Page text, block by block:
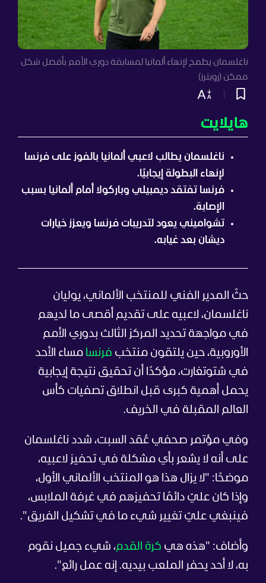
ناغلسمان يطمح لإنهاء ألمانيا لمسابقة دوري الأمم بأفضل شكل
ممكن (رويترز)
هايلايت
ناغلسمان يطالب لاعبي ألمانيا بالفوز على فرنسا
لإنهاء البطولة إيجابيًا.
فرنسا تفتقد ديمبيلي وباركولا أمام ألمانيا بسبب
الإصابة.
تشواميني يعود لتدريبات فرنسا ويعزز خيارات
ديشان بعد غيابه.
حثّ المدير الفني للمنتخب الألماني، يوليان
ناغلسمان، لاعبيه على تقديم أقصى ما لديهم
في مواجهة تحديد المركز الثالث بدوري الأمم
الأوروبية، حين يلتقون منتخب فرنسا مساء الأحد
في شتوتغارت، مؤكدًا أن تحقيق نتيجة إيجابية
يحمل أهمية كبرى قبل انطلاق تصفيات كأس
العالم المقبلة في الخريف.
وفي مؤتمر صحفي عُقد السبت، شدد ناغلسمان
على أنه لا يشعر بأي مشكلة في تحفيز لاعبيه،
موضحًا: "لا يزال هذا هو المنتخب الألماني الأول،
وإذا كان عليّ دائمًا تحفيزهم في غرفة الملابس،
فينبغي عليّ تغيير شيء ما في تشكيل الفريق".
وأضاف: "هذه هي كرة القدم، شيء جميل نقوم
به، لا أحد يحفر الملعب بيديه. إنه عمل رائع".